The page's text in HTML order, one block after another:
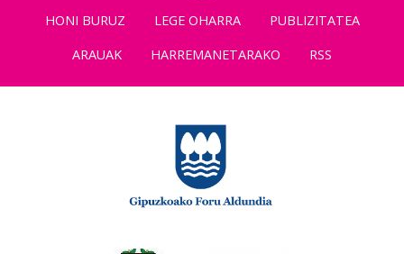
HONI BURUZ LEGE OHARRA
PUBLIZITATEA
ARAUAK
HARREMANETARAKO RSS